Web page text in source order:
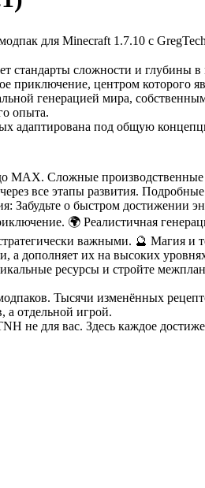
для Minecraft 1.7.10 с
стандарты сложности и глубины в
приключение, центром которого
генерацией мира,
опыта.
адаптирована под общую
MAX. Сложные
все этапы развития.
Забудьте о быстром достижении
🌍 Реалистичная
важными. 🔮 Магия и
а дополняет их на высоких
ресурсы и стройте
Тысячи изменённых
а отдельной игрой.
не для вас. Здесь каждое